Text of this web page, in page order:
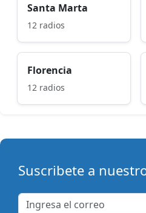
Santa Marta
12 radios
Florencia
12 radios
Suscribete a